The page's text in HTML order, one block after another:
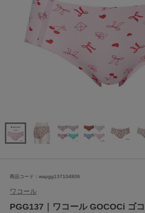
商品コード：wapgg137104806
ワコール
PGG137｜ワコール GOCOCi ゴ